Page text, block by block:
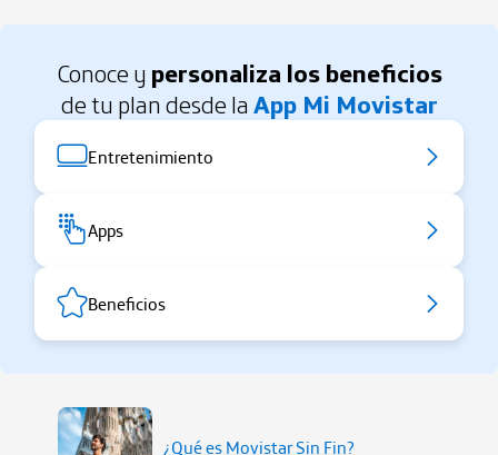
Conoce y personaliza los beneficios
de tu plan desde la App Mi Movistar
Entretenimiento
Apps
Beneficios
¿Qué es Movistar Sin Fin?